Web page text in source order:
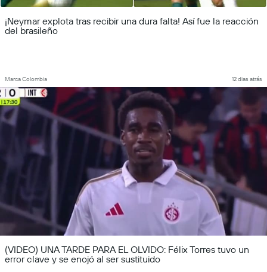
¡Neymar explota tras recibir una dura falta! Así fue la reacción
del brasileño
Marca Colombia 12 dias atrás
(VIDEO) UNA TARDE PARA EL OLVIDO: Félix Torres tuvo un
error clave y se enojó al ser sustituido